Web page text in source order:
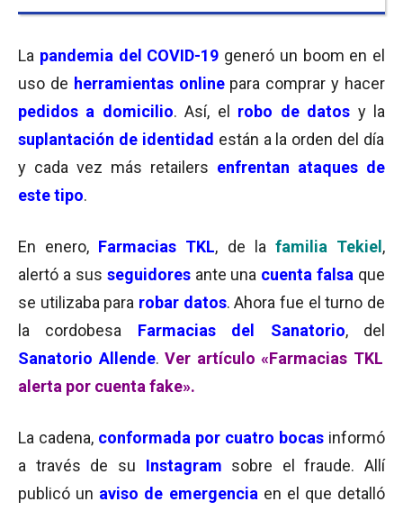
La pandemia del COVID-19 generó un boom en el
uso de herramientas onlinepara comprar y hacer
pedidos a domicilio. Así, el robo de datos y la
suplantación de identidad están a la orden del día
y cada vez más retailers enfrentan ataques de
este tipo.
En enero, Farmacias TKL, de la familia Tekiel ,
alertó a sus seguidoresante una cuenta falsa que
se utilizaba para robar datos. Ahora fue el turno de
la cordobesa Farmacias del Sanatorio, del
Sanatorio Allende. Ver artículo «Farmacias TKL
alerta por cuenta fake».
La cadena, conformada por cuatro bocas informó
a través de su Instagram sobre el fraude. Allí
publicó un aviso de emergencia en el que detalló